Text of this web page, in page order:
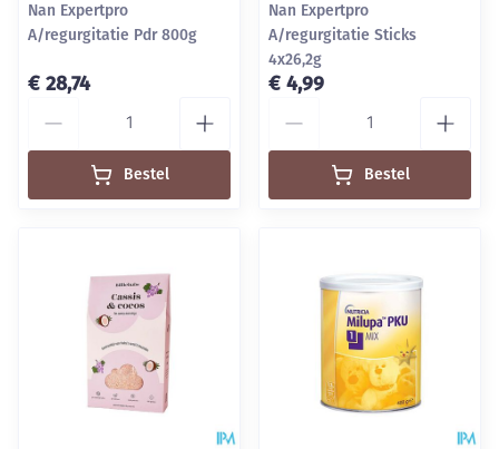
Nan Expertpro
A/regurgitatie Pdr 800g
€ 28,74
Bestel
Nan Expertpro
A/regurgitatie Sticks
4x26,2g
€ 4,99
Bestel